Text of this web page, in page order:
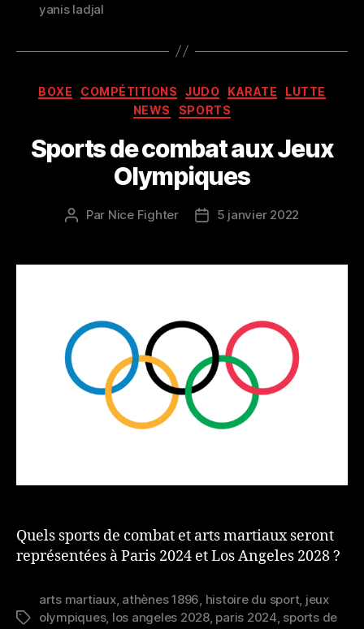
yanis ladjal
Catégories
BOXE COMPÉTITIONS JUDO KARATE
LUTTE
NEWS
SPORTS
Sports de combat aux Jeux
Olympiques
Auteur
Par Nice Fighter
Date5 janvier 2022
Quels sports de combat et arts martiaux seront
représentées à Paris 2024 et Los Angeles 2028 ?
Étiquettes
arts martiaux, athènes 1896 histoire du sport, jeux
olympiques, los angeles 2028, paris 2024 sports de